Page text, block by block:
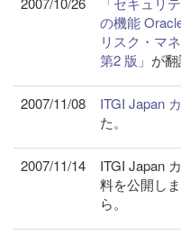
の機能
リスク・マ
第2 版」 が翻
2007/11/08 ITGI Japan
た。
2007/11/14
ITGI Japan
料を公開し
ら。